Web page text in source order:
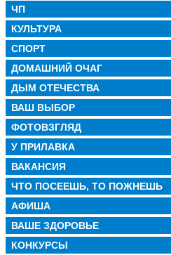
ЧП
КУЛЬТУРА
СПОРТ
ДОМАШНИЙ ОЧАГ
ДЫМ ОТЕЧЕСТВА
ВАШ ВЫБОР
ФОТОВЗГЛЯД
У ПРИЛАВКА
ВАКАНСИЯ
ЧТО ПОСЕЕШЬ, ТО ПОЖНЕШЬ
АФИША
ВАШЕ ЗДОРОВЬЕ
КОНКУРСЫ